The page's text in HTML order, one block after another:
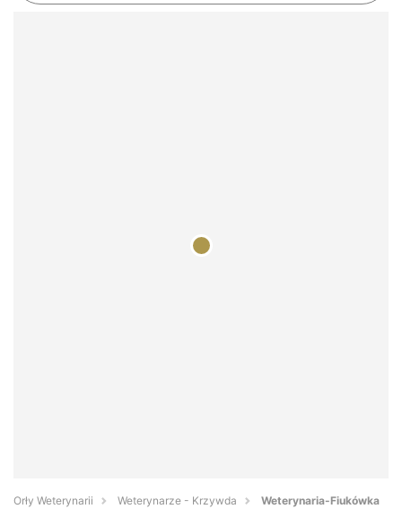
Orły Weterynarii Weterynarze - Krzywda Weterynaria-Fiukówka